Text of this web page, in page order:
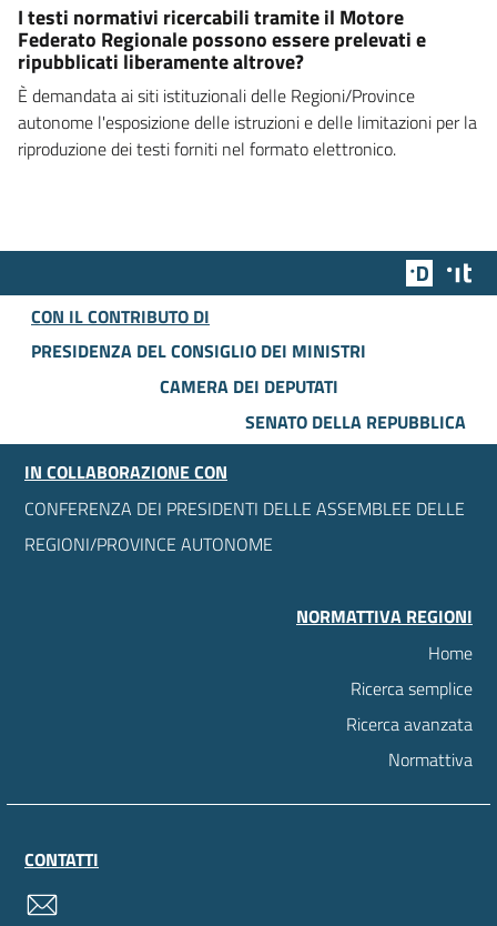
I testi normativi ricercabili tramite il Motore
Federato Regionale possono essere prelevati e
ripubblicati liberamente altrove?
È demandata ai siti istituzionali delle Regioni/Province
autonome l'esposizione delle istruzioni e delle limitazioni per la
riproduzione dei testi forniti nel formato elettronico.
Team
CON IL CONTRIBUTO DI
PRESIDENZA DEL CONSIGLIO DEI MINISTRI
CAMERA DEI DEPUTATI
SENATO DELLA REPUBBLICA
IN COLLABORAZIONE CON
CONFERENZA DEI PRESIDENTI DELLE ASSEMBLEE DELLE
REGIONI/PROVINCE AUTONOME
NORMATTIVA REGIONI
Home
Ricerca semplice
Ricerca avanzata
Normattiva
CONTATTI